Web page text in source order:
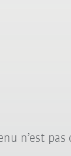
n’est